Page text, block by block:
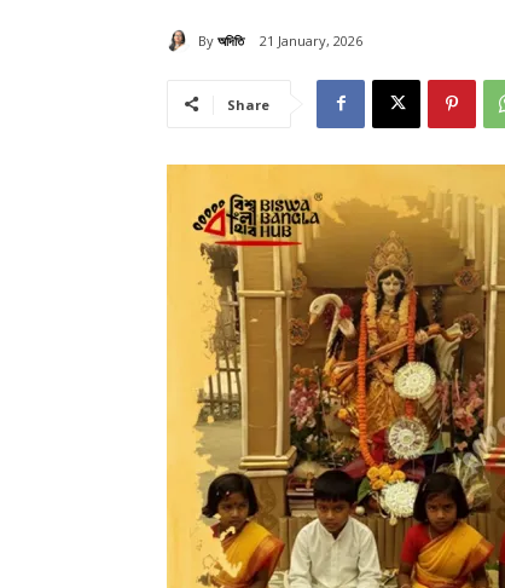
By অদিতি 21 January, 2026
Share